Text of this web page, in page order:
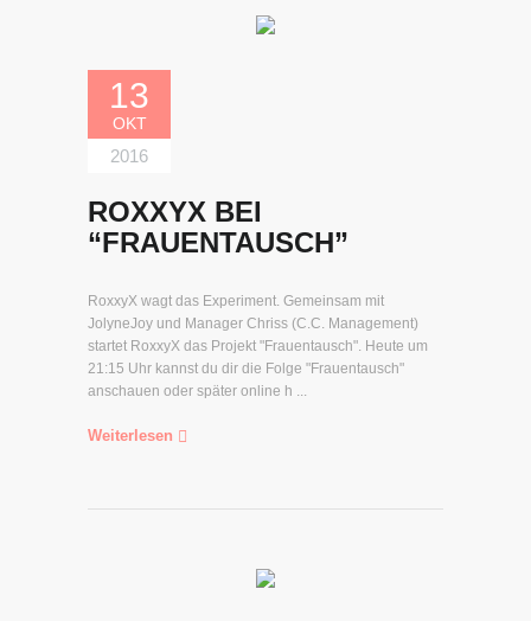
13
OKT
2016
ROXXYX BEI
“FRAUENTAUSCH”
RoxxyX wagt das Experiment. Gemeinsam mit
JolyneJoy und Manager Chriss (C.C. Management)
startet RoxxyX das Projekt "Frauentausch". Heute um
21:15 Uhr kannst du dir die Folge "Frauentausch"
anschauen oder später online h ...
Weiterlesen